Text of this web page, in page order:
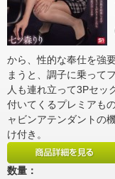
から、性的な奉仕を強
まうと、調子に乗って
人も連れ立って3Pセッ
付いてくるプレミアも
ャビンアテンダントの
け付き。
数量：